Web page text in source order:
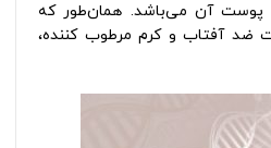
آن می‌باشد. همان‌طور که
ضد آفتاب و کرم مرطوب ‌کننده،